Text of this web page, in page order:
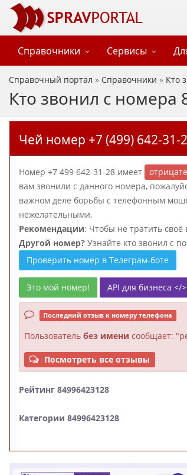
Справочники Сервисы
Справочный портал » Справочники » Кто
Кто звонил с номера
Чей номер +7 (499) 642-31-
Номер +7 499 642-31-28 имеет
вам звонили с данного номера,
важном деле борьбы с телефонным
нежелательными.
Рекомендации: Чтобы не тратить
Другой номер? Узнайте кто звонил с
Проверить номер в Телеграм-боте
Это мой номер! API для бизнеса </>
Последний отзыв к номеру телефона
Пользователь без имени сообщает:
Посмотреть все отзывы
Рейтинг 84996423128
Категории 84996423128